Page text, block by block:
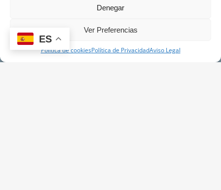
Denegar
Ver Preferencias
Política de cookiesPolítica de PrivacidadAviso Legal
Aviso Legal
Política de Cookies
ES